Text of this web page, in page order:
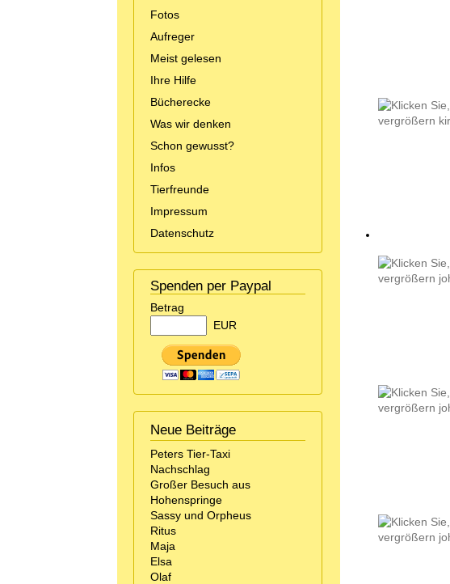
Fotos
Aufreger
Meist gelesen
Ihre Hilfe
Bücherecke
Was wir denken
Schon gewusst?
Infos
Tierfreunde
Impressum
Datenschutz
Spenden per Paypal
Betrag
EUR
Neue Beiträge
Peters Tier-Taxi
Nachschlag
Großer Besuch aus
Hohenspringe
Sassy und Orpheus
Ritus
Maja
Elsa
Olaf